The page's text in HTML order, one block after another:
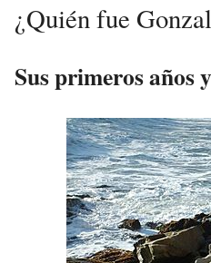
¿Quién fue
Sus primeros años